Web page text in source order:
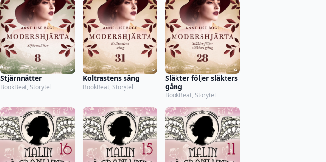
Stjärnnätter
BookBeat, Storytel
Koltrastens sång
BookBeat, Storytel
Släkter följer släkters
gång
BookBeat, Storytel